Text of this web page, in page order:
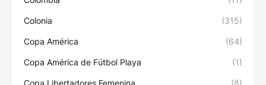
Colonia (315)
Copa América (64)
Copa América de Fútbol Playa (1)
Copa Libertadores Femenina (8)